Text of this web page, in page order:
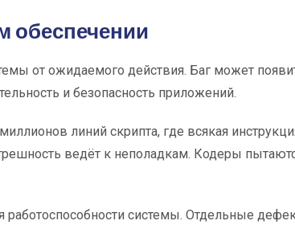
обеспечении
от ожидаемого действия. Баг может
и безопасность приложений.
линий скрипта, где всякая
ведёт к неполадкам. Кодеры
работоспособности системы. Отдельные